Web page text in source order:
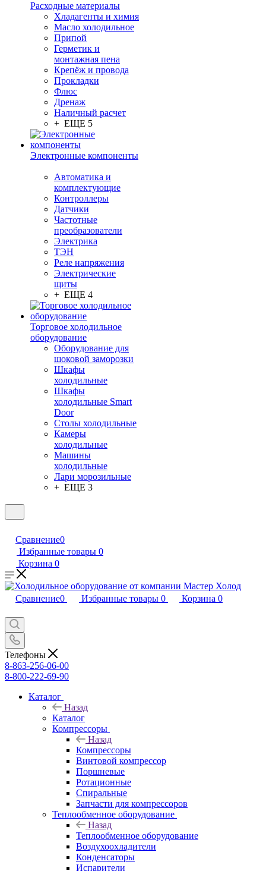
Расходные материалы
Хладагенты и химия
Масло холодильное
Припой
Герметик и
монтажная пена
Крепёж и провода
Прокладки
Флюс
Дренаж
Наличный расчет
+ ЕЩЕ 5
Электронные компоненты
Автоматика и
комплектующие
Контроллеры
Датчики
Частотные
преобразователи
Электрика
ТЭН
Реле напряжения
Электрические
щиты
+ ЕЩЕ 4
Торговое холодильное
оборудование
Оборудование для
шоковой заморозки
Шкафы
холодильные
Шкафы
холодильные Smart
Door
Столы холодильные
Камеры
холодильные
Машины
холодильные
Лари морозильные
+ ЕЩЕ 3
Сравнение0
Избранные товары 0
Корзина 0
Сравнение0 Избранные товары 0 Корзина 0
Телефоны
8-863-256-06-00
8-800-222-69-90
Каталог
Назад
Каталог
Компрессоры
Назад
Компрессоры
Винтовой компрессор
Поршневые
Ротационные
Спиральные
Запчасти для компрессоров
Теплообменное оборудование
Назад
Теплообменное оборудование
Воздухоохладители
Конденсаторы
Испарители